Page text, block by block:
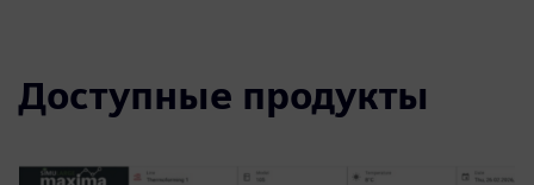
Доступные продукты